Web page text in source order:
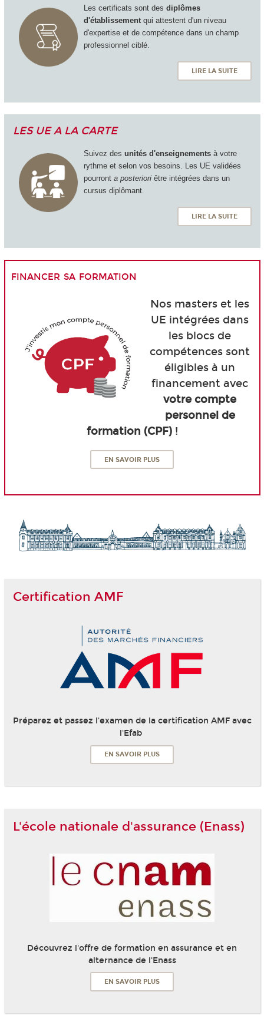
Les certificats sont des diplômes
d'établissementqui attestent d'un niveau
d'expertise et de compétence dans un champ
professionnel ciblé.
LIRE LA SUITE
LES UE A LA CARTE
Suivez des unités d'enseignementsà votre
rythme et selon vos besoins. Les UE validées
pourront a posterioriêtre intégrées dans un
cursus diplômant.
LIRE LA SUITE
financer sa formation
Nos masters et les
UE intégrées dans
les blocs de
compétences sont
éligibles à un
financement avec
votre compte
personnel de
formation (CPF)!
EN SAVOIR PLUS
Certification AMF
Préparez et passez l'examen de la certification AMF avec
l'Efab
EN SAVOIR PLUS
L'école nationale d'assurance (Enass)
Découvrez l'offre de formation en assurance et en
alternance de l'Enass
EN SAVOIR PLUS